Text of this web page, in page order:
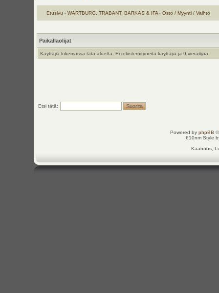
Etusivu ‹ WARTBURG, TRABANT, BARKAS & IFA ‹ Osto / Myynti / Vaihto
Paikallaolijat
Käyttäjiä lukemassa tätä aluetta: Ei rekisteröityneitä käyttäjiä ja 9 vierailijaa
Etsi tätä:
Powered by phpBB
610nm Style
Käännös,